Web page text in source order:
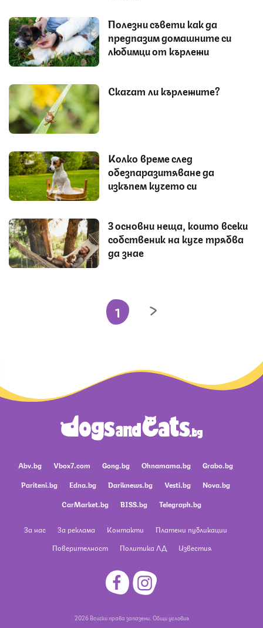
Полезни съвети как да
предпазим домашните си
любимци от кърлежи
Скачат ли кърлежите?
Колко време след
обезпаразитяване да
изкъпем кучето си
3 основни неща, които всеки
собственик на куче трябва
да знае
1
Abv.bg Vbox7.com Gong.bg Ohnamama.bg
Grabo.bg
Pariteni.bg
Edna.bg Dariknews.bg Vesti.bg
Nova.bg
CarMarket.bg
BISS.bg Telegraph.bg
За нас За реклама Контакти
Платени публикации
Поверителност
Политика ЛД Известия
2026 Всички права запазени. Общи условия